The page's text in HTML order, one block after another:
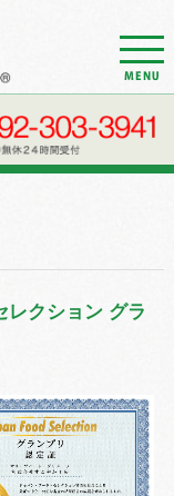
d
r
o
w
e
a
v
o
レクション グラ